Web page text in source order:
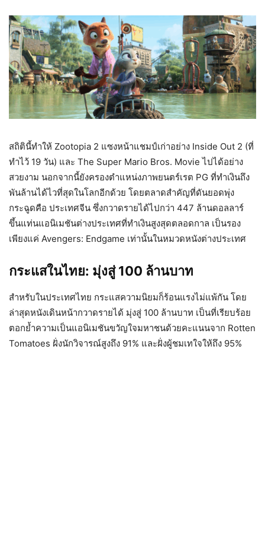
สถิตินี้ทำให้ Zootopia 2 แซงหน้าแชมป์เก่าอย่าง Inside Out 2 (ที่
ทำไว้ 19 วัน) และ The Super Mario Bros. Movie ไปได้อย่าง
สวยงาม นอกจากนี้ยังครองตำแหน่งภาพยนตร์เรต PG ที่ทำเงินถึง
พันล้านได้ไวที่สุดในโลกอีกด้วย โดยตลาดสำคัญที่ดันยอดพุ่ง
กระฉูดคือ ประเทศจีน ซึ่งกวาดรายได้ไปกว่า 447 ล้านดอลลาร์
ขึ้นแท่นแอนิเมชันต่างประเทศที่ทำเงินสูงสุดตลอดกาล เป็นรอง
เพียงแค่ Avengers: Endgame เท่านั้นในหมวดหนังต่างประเทศ
กระแสในไทย: มุ่งสู่ 100 ล้านบาท
สำหรับในประเทศไทย กระแสความนิยมก็ร้อนแรงไม่แพ้กัน โดย
ล่าสุดหนังเดินหน้ากวาดรายได้ มุ่งสู่ 100 ล้านบาท เป็นที่เรียบร้อย
ตอกย้ำความเป็นแอนิเมชันขวัญใจมหาชนด้วยคะแนนจาก Rotten
Tomatoes ฝั่งนักวิจารณ์สูงถึง 91% และฝั่งผู้ชมเทใจให้ถึง 95%